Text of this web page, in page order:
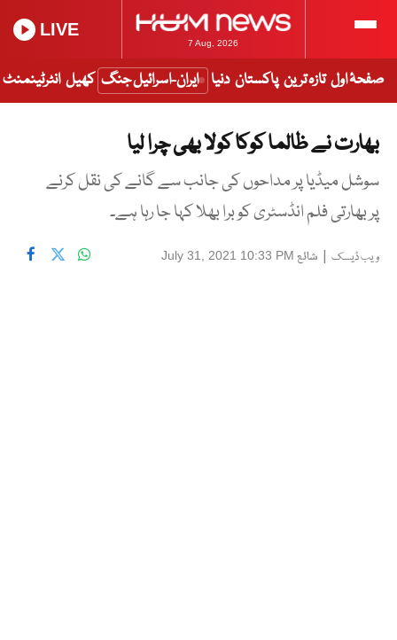
7 Aug, 2026
LIVE
صفحۂ اول تازہ ترین پاکستان دنیا ایران-اسرائیل جنگ کھیل انٹرٹینمنٹ
بھارت نے ظالما کوکا کولا بھی چرا لیا
سوشل میڈیا پر مداحوں کی جانب سے گانے کی نقل کرنے
پر بھارتی فلم انڈسٹری کو برا بھلا کہا جا رہا ہے۔
ویب ڈیسک | شائع July 31, 2021 10:33 PM